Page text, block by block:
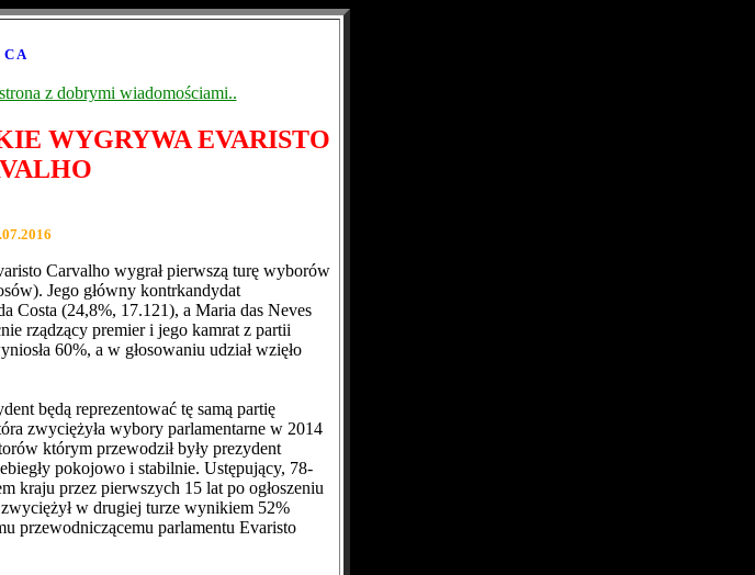
C A
z dobrymi wiadomościami..
WYGRYWA EVARISTO
Carvalho wygrał pierwszą turę wyborów
Jego główny kontrkandydat
Costa (24,8%, 17.121), a Maria das Neves
rządzący premier i jego kamrat z partii
60%, a w głosowaniu udział wzięło
będą reprezentować tę samą partię
zwyciężyła wybory parlamentarne w 2014
którym przewodził były prezydent
pokojowo i stabilnie. Ustępujący, 78-
kraju przez pierwszych 15 lat po ogłoszeniu
w drugiej turze wynikiem 52%
przewodniczącemu parlamentu Evaristo